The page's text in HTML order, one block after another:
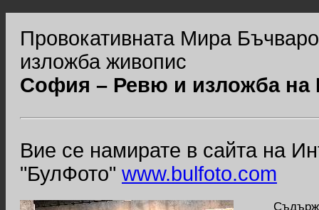
Провокативната Мира
изложба живопис
София – Ревю и изложба
Вие се намирате в сайта на
"БулФото" www.bulfoto.com